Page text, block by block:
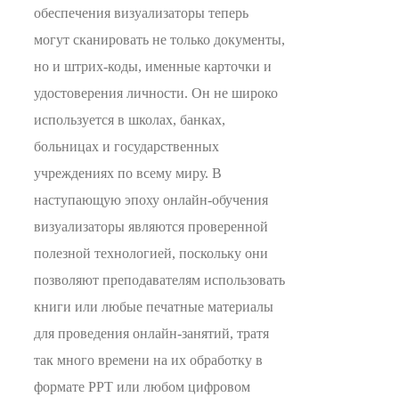
обеспечения визуализаторы теперь
могут сканировать не только документы,
но и штрих-коды, именные карточки и
удостоверения личности. Он не широко
используется в школах, банках,
больницах и государственных
учреждениях по всему миру. В
наступающую эпоху онлайн-обучения
визуализаторы являются проверенной
полезной технологией, поскольку они
позволяют преподавателям использовать
книги или любые печатные материалы
для проведения онлайн-занятий, тратя
так много времени на их обработку в
формате PPT или любом цифровом